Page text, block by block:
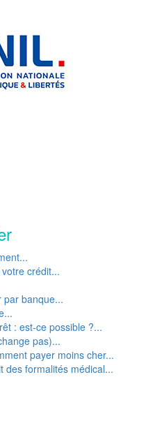
crédit...
par banque...
: est-ce possible ?...
pas)...
payer moins cher...
des formalités médical...